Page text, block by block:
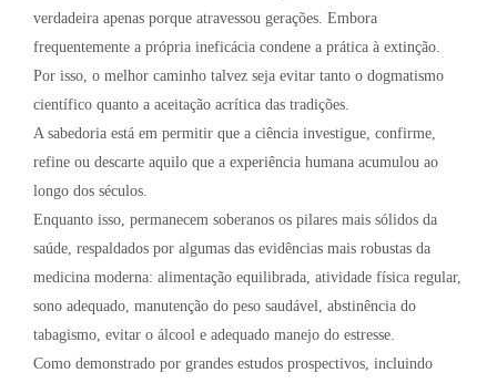
verdadeira apenas porque atravessou gerações. Embora
frequentemente a própria ineficácia condene a prática à extinção.
Por isso, o melhor caminho talvez seja evitar tanto o dogmatismo
científico quanto a aceitação acrítica das tradições.
A sabedoria está em permitir que a ciência investigue, confirme,
refine ou descarte aquilo que a experiência humana acumulou ao
longo dos séculos.
Enquanto isso, permanecem soberanos os pilares mais sólidos da
saúde, respaldados por algumas das evidências mais robustas da
medicina moderna: alimentação equilibrada, atividade física regular,
sono adequado, manutenção do peso saudável, abstinência do
tabagismo, evitar o álcool e adequado manejo do estresse.
Como demonstrado por grandes estudos prospectivos, incluindo